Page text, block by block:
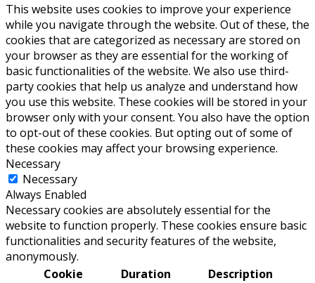
This website uses cookies to improve your experience
while you navigate through the website. Out of these, the
cookies that are categorized as necessary are stored on
your browser as they are essential for the working of
basic functionalities of the website. We also use third-
party cookies that help us analyze and understand how
you use this website. These cookies will be stored in your
browser only with your consent. You also have the option
to opt-out of these cookies. But opting out of some of
these cookies may affect your browsing experience.
Necessary
Necessary
Always Enabled
Necessary cookies are absolutely essential for the
website to function properly. These cookies ensure basic
functionalities and security features of the website,
anonymously.
Cookie
Duration Description